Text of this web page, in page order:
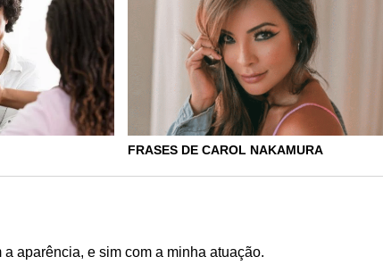
FRASES DE CAROL NAKAMURA
a aparência, e sim com a minha atuação.